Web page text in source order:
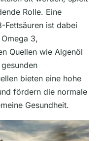
Rolle. Eine
Fettsäuren ist dabei
3,
Quellen wie Algenöl
bieten eine hohe
fördern die normale
Gesundheit.